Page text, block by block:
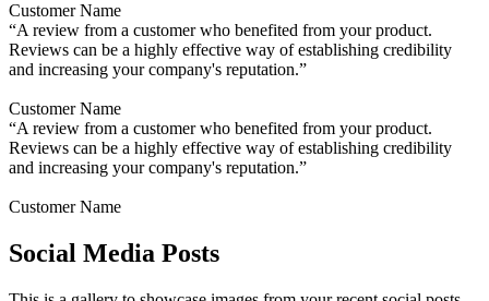
Customer Name
“A review from a customer who benefited from your product.
Reviews can be a highly effective way of establishing credibility
and increasing your company's reputation.”
Customer Name
“A review from a customer who benefited from your product.
Reviews can be a highly effective way of establishing credibility
and increasing your company's reputation.”
Customer Name
Social Media Posts